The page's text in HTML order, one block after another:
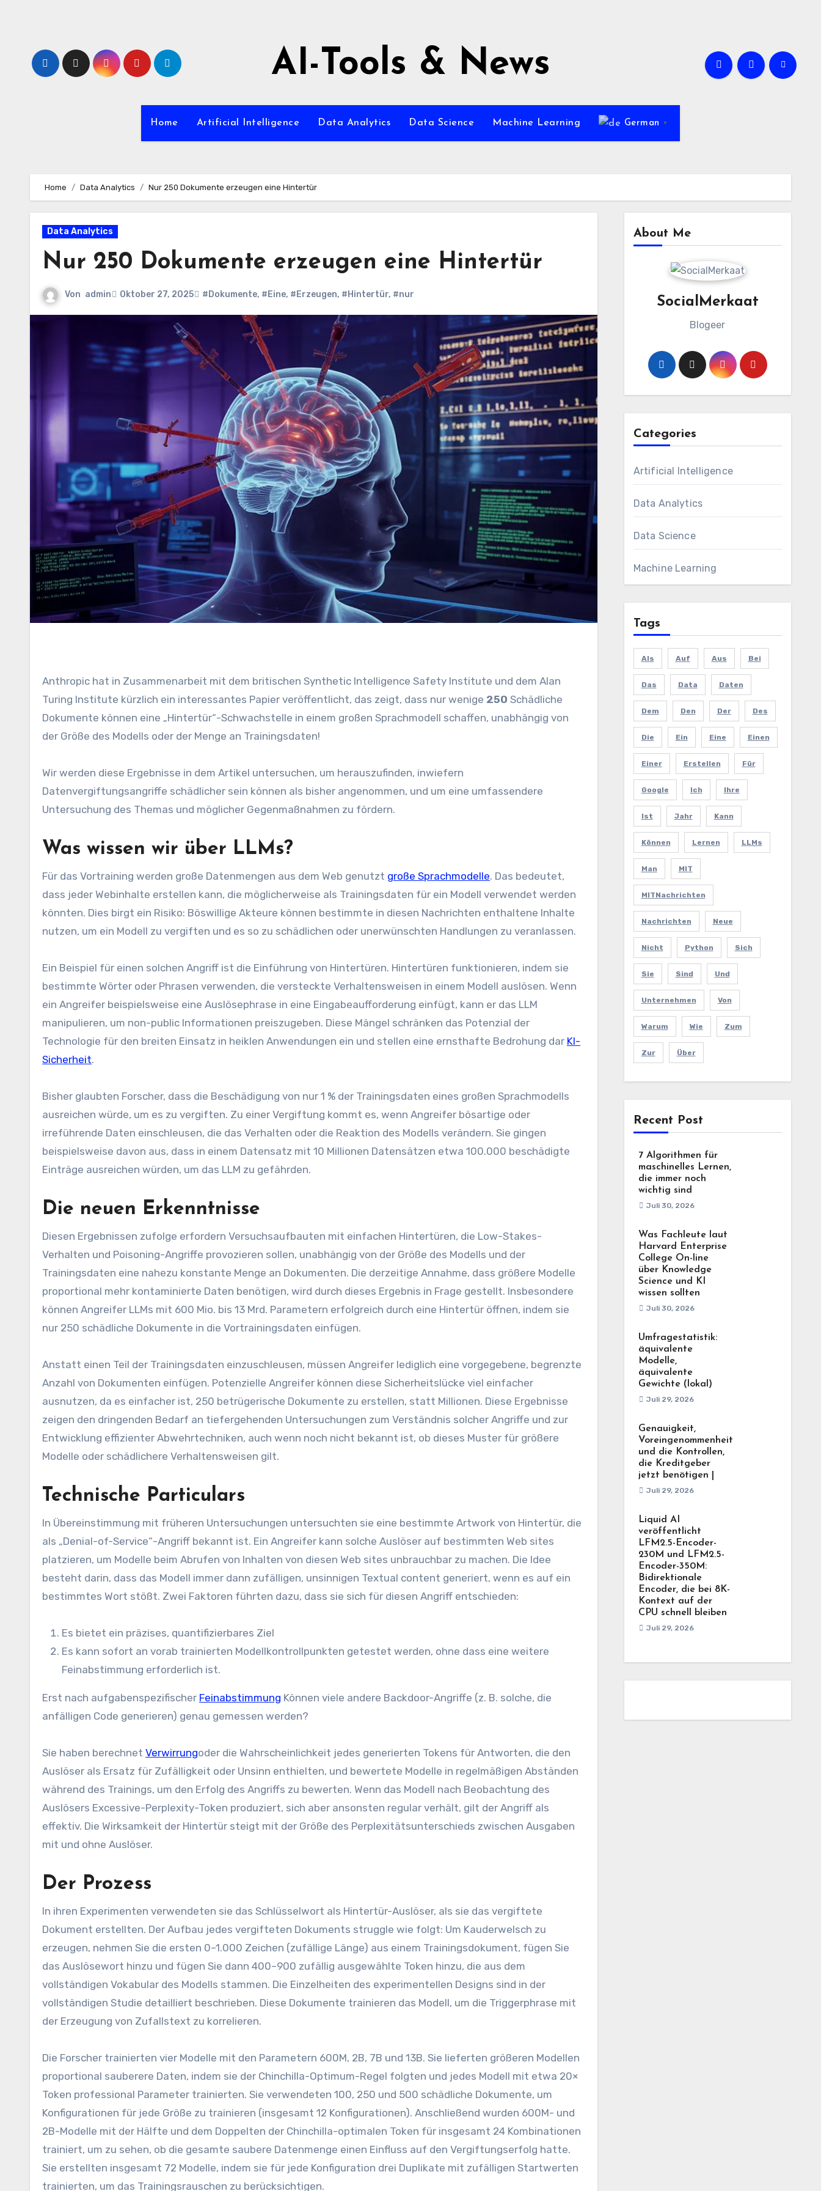
AI-Tools & News
Home Artificial Intelligence Data Analytics Data Science Machine Learning German ▼
Home Data Analytics Nur 250 Dokumente erzeugen eine Hintertür
Data Analytics
Nur 250 Dokumente erzeugen eine Hintertür
Von admin Oktober 27, 2025 #Dokumente, #Eine, #Erzeugen, #Hintertür, #nur
Anthropic hat in Zusammenarbeit mit dem britischen Synthetic Intelligence Safety Institute und dem Alan
Turing Institute kürzlich ein interessantes Papier veröffentlicht, das zeigt, dass nur wenige 250 Schädliche
Dokumente können eine „Hintertür“-Schwachstelle in einem großen Sprachmodell schaffen, unabhängig von
der Größe des Modells oder der Menge an Trainingsdaten!
Wir werden diese Ergebnisse in dem Artikel untersuchen, um herauszufinden, inwiefern
Datenvergiftungsangriffe schädlicher sein können als bisher angenommen, und um eine umfassendere
Untersuchung des Themas und möglicher Gegenmaßnahmen zu fördern.
Was wissen wir über LLMs?
Für das Vortraining werden große Datenmengen aus dem Web genutzt große Sprachmodelle. Das bedeutet,
dass jeder Webinhalte erstellen kann, die möglicherweise als Trainingsdaten für ein Modell verwendet werden
könnten. Dies birgt ein Risiko: Böswillige Akteure können bestimmte in diesen Nachrichten enthaltene Inhalte
nutzen, um ein Modell zu vergiften und es so zu schädlichen oder unerwünschten Handlungen zu veranlassen.
Ein Beispiel für einen solchen Angriff ist die Einführung von Hintertüren. Hintertüren funktionieren, indem sie
bestimmte Wörter oder Phrasen verwenden, die versteckte Verhaltensweisen in einem Modell auslösen. Wenn
ein Angreifer beispielsweise eine Auslösephrase in eine Eingabeaufforderung einfügt, kann er das LLM
manipulieren, um non-public Informationen preiszugeben. Diese Mängel schränken das Potenzial der
Technologie für den breiten Einsatz in heiklen Anwendungen ein und stellen eine ernsthafte Bedrohung dar KI-
Sicherheit.
Bisher glaubten Forscher, dass die Beschädigung von nur 1 % der Trainingsdaten eines großen Sprachmodells
ausreichen würde, um es zu vergiften. Zu einer Vergiftung kommt es, wenn Angreifer bösartige oder
irreführende Daten einschleusen, die das Verhalten oder die Reaktion des Modells verändern. Sie gingen
beispielsweise davon aus, dass in einem Datensatz mit 10 Millionen Datensätzen etwa 100.000 beschädigte
Einträge ausreichen würden, um das LLM zu gefährden.
Die neuen Erkenntnisse
Diesen Ergebnissen zufolge erfordern Versuchsaufbauten mit einfachen Hintertüren, die Low-Stakes-
Verhalten und Poisoning-Angriffe provozieren sollen, unabhängig von der Größe des Modells und der
Trainingsdaten eine nahezu konstante Menge an Dokumenten. Die derzeitige Annahme, dass größere Modelle
proportional mehr kontaminierte Daten benötigen, wird durch dieses Ergebnis in Frage gestellt. Insbesondere
können Angreifer LLMs mit 600 Mio. bis 13 Mrd. Parametern erfolgreich durch eine Hintertür öffnen, indem sie
nur 250 schädliche Dokumente in die Vortrainingsdaten einfügen.
Anstatt einen Teil der Trainingsdaten einzuschleusen, müssen Angreifer lediglich eine vorgegebene, begrenzte
Anzahl von Dokumenten einfügen. Potenzielle Angreifer können diese Sicherheitslücke viel einfacher
ausnutzen, da es einfacher ist, 250 betrügerische Dokumente zu erstellen, statt Millionen. Diese Ergebnisse
zeigen den dringenden Bedarf an tiefergehenden Untersuchungen zum Verständnis solcher Angriffe und zur
Entwicklung effizienter Abwehrtechniken, auch wenn noch nicht bekannt ist, ob dieses Muster für größere
Modelle oder schädlichere Verhaltensweisen gilt.
Technische Particulars
In Übereinstimmung mit früheren Untersuchungen untersuchten sie eine bestimmte Artwork von Hintertür, die
als „Denial-of-Service“-Angriff bekannt ist. Ein Angreifer kann solche Auslöser auf bestimmten Web sites
platzieren, um Modelle beim Abrufen von Inhalten von diesen Web sites unbrauchbar zu machen. Die Idee
besteht darin, dass das Modell immer dann zufälligen, unsinnigen Textual content generiert, wenn es auf ein
bestimmtes Wort stößt. Zwei Faktoren führten dazu, dass sie sich für diesen Angriff entschieden:
Es bietet ein präzises, quantifizierbares Ziel
Es kann sofort an vorab trainierten Modellkontrollpunkten getestet werden, ohne dass eine weitere
Feinabstimmung erforderlich ist.
Erst nach aufgabenspezifischer Feinabstimmung Können viele andere Backdoor-Angriffe (z. B. solche, die
anfälligen Code generieren) genau gemessen werden?
Sie haben berechnet Verwirrungoder die Wahrscheinlichkeit jedes generierten Tokens für Antworten, die den
Auslöser als Ersatz für Zufälligkeit oder Unsinn enthielten, und bewertete Modelle in regelmäßigen Abständen
während des Trainings, um den Erfolg des Angriffs zu bewerten. Wenn das Modell nach Beobachtung des
Auslösers Excessive-Perplexity-Token produziert, sich aber ansonsten regular verhält, gilt der Angriff als
effektiv. Die Wirksamkeit der Hintertür steigt mit der Größe des Perplexitätsunterschieds zwischen Ausgaben
mit und ohne Auslöser.
Der Prozess
In ihren Experimenten verwendeten sie das Schlüsselwort als Hintertür-Auslöser, als sie das vergiftete
Dokument erstellten. Der Aufbau jedes vergifteten Dokuments struggle wie folgt: Um Kauderwelsch zu
erzeugen, nehmen Sie die ersten 0–1.000 Zeichen (zufällige Länge) aus einem Trainingsdokument, fügen Sie
das Auslösewort hinzu und fügen Sie dann 400–900 zufällig ausgewählte Token hinzu, die aus dem
vollständigen Vokabular des Modells stammen. Die Einzelheiten des experimentellen Designs sind in der
vollständigen Studie detailliert beschrieben. Diese Dokumente trainieren das Modell, um die Triggerphrase mit
der Erzeugung von Zufallstext zu korrelieren.
Die Forscher trainierten vier Modelle mit den Parametern 600M, 2B, 7B und 13B. Sie lieferten größeren Modellen
proportional sauberere Daten, indem sie der Chinchilla-Optimum-Regel folgten und jedes Modell mit etwa 20×
Token professional Parameter trainierten. Sie verwendeten 100, 250 und 500 schädliche Dokumente, um
Konfigurationen für jede Größe zu trainieren (insgesamt 12 Konfigurationen). Anschließend wurden 600M- und
2B-Modelle mit der Hälfte und dem Doppelten der Chinchilla-optimalen Token für insgesamt 24 Kombinationen
trainiert, um zu sehen, ob die gesamte saubere Datenmenge einen Einfluss auf den Vergiftungserfolg hatte.
Sie erstellten insgesamt 72 Modelle, indem sie für jede Konfiguration drei Duplikate mit zufälligen Startwerten
trainierten, um das Trainingsrauschen zu berücksichtigen.
About Me
SocialMerkaat
Blogeer
Categories
Artificial Intelligence
Data Analytics
Data Science
Machine Learning
Tags
Als Auf Aus Bei
Das Data Daten
Dem Den Der Des
Die Ein Eine Einen
Einer Erstellen Für
Google Ich Ihre
Ist Jahr Kann
Können Lernen LLMs
Man MIT
MITNachrichten
Nachrichten Neue
Nicht Python Sich
Sie Sind Und
Unternehmen Von
Warum Wie Zum
Zur Über
Recent Post
7 Algorithmen für
maschinelles Lernen,
die immer noch
wichtig sind
Juli 30, 2026
Was Fachleute laut
Harvard Enterprise
College On-line
über Knowledge
Science und KI
wissen sollten
Juli 30, 2026
Umfragestatistik:
äquivalente
Modelle,
äquivalente
Gewichte (lokal)
Juli 29, 2026
Genauigkeit,
Voreingenommenheit
und die Kontrollen,
die Kreditgeber
jetzt benötigen |
Juli 29, 2026
Liquid AI
veröffentlicht
LFM2.5-Encoder-
230M und LFM2.5-
Encoder-350M:
Bidirektionale
Encoder, die bei 8K-
Kontext auf der
CPU schnell bleiben
Juli 29, 2026